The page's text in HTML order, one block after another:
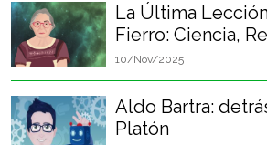
La Última
Fierro: Ciencia,
Felicidad Perpetua
10/Nov/2025
Aldo Bartra:
Platón